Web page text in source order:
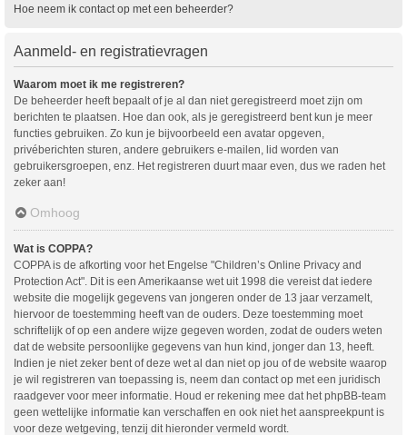
Hoe neem ik contact op met een beheerder?
Aanmeld- en registratievragen
Waarom moet ik me registreren?
De beheerder heeft bepaalt of je al dan niet geregistreerd moet zijn om
berichten te plaatsen. Hoe dan ook, als je geregistreerd bent kun je meer
functies gebruiken. Zo kun je bijvoorbeeld een avatar opgeven,
privéberichten sturen, andere gebruikers e-mailen, lid worden van
gebruikersgroepen, enz. Het registreren duurt maar even, dus we raden het
zeker aan!
Omhoog
Wat is COPPA?
COPPA is de afkorting voor het Engelse "Children’s Online Privacy and
Protection Act". Dit is een Amerikaanse wet uit 1998 die vereist dat iedere
website die mogelijk gegevens van jongeren onder de 13 jaar verzamelt,
hiervoor de toestemming heeft van de ouders. Deze toestemming moet
schriftelijk of op een andere wijze gegeven worden, zodat de ouders weten
dat de website persoonlijke gegevens van hun kind, jonger dan 13, heeft.
Indien je niet zeker bent of deze wet al dan niet op jou of de website waarop
je wil registreren van toepassing is, neem dan contact op met een juridisch
raadgever voor meer informatie. Houd er rekening mee dat het phpBB-team
geen wettelijke informatie kan verschaffen en ook niet het aanspreekpunt is
voor deze wetgeving, tenzij dit hieronder vermeld wordt.